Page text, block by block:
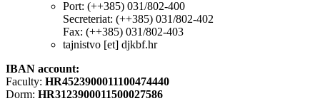
Port: (++385) 031/802-400
Secreteriat: (++385) 031/802-402
Fax: (++385) 031/802-403
tajnistvo [et] djkbf.hr
IBAN account:
Faculty: HR4523900011100474440
Dorm: HR3123900011500027586